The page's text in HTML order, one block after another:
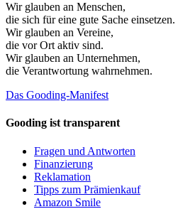
Wir glauben an Menschen,
die sich für eine gute Sache einsetzen.
Wir glauben an Vereine,
die vor Ort aktiv sind.
Wir glauben an Unternehmen,
die Verantwortung wahrnehmen.
Das Gooding-Manifest
Gooding ist transparent
Fragen und Antworten
Finanzierung
Reklamation
Tipps zum Prämienkauf
Amazon Smile